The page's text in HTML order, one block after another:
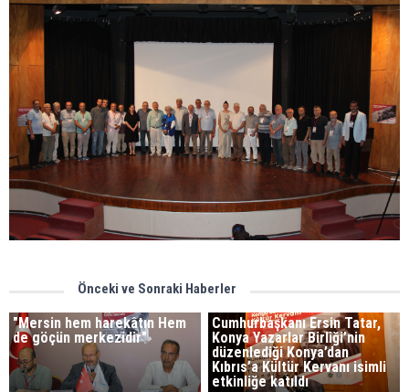
Önceki ve Sonraki Haberler
"Mersin hem harekâtın Hem
de göçün merkezidir"
Cumhurbaşkanı Ersin Tatar,
Konya Yazarlar Birliği’nin
düzenlediği Konya’dan
Kıbrıs’a Kültür Kervanı isimli
etkinliğe katıldı